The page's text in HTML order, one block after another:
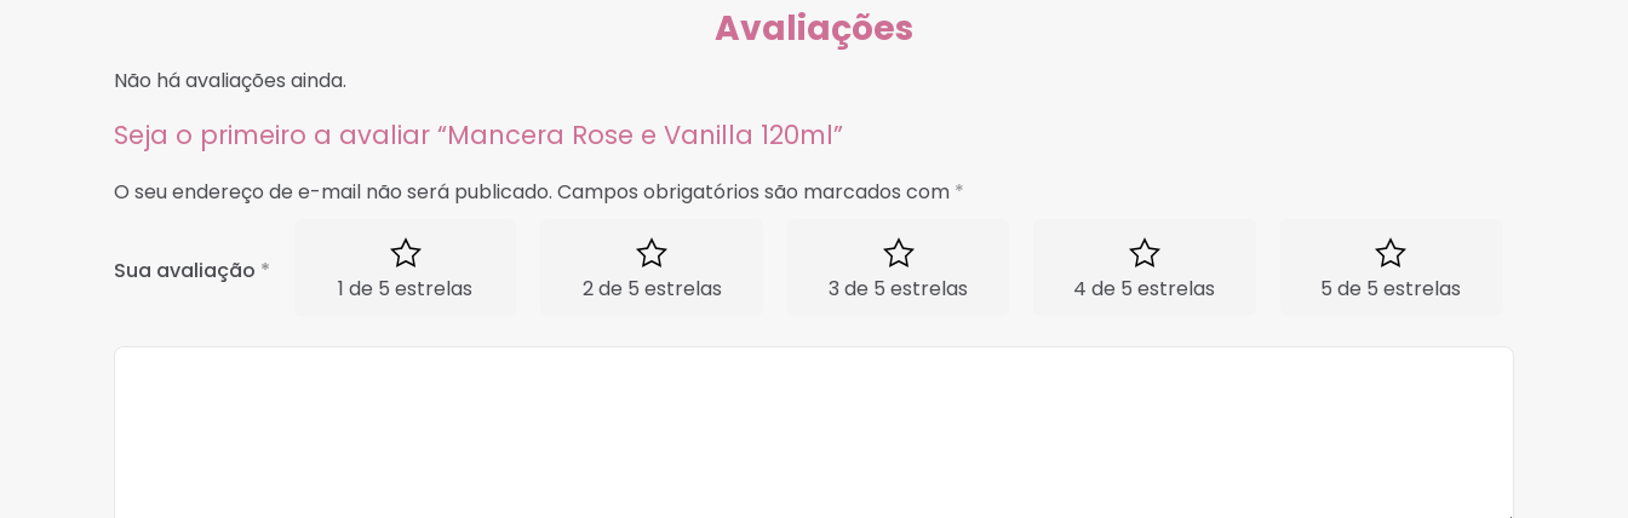
Avaliações
Não há avaliações ainda.
Seja o primeiro a avaliar “Mancera Rose e Vanilla 120ml”
O seu endereço de e-mail não será publicado. Campos obrigatórios são marcados com *
Sua avaliação *
1 de 5 estrelas 2 de 5 estrelas 3 de 5 estrelas 4 de 5 estrelas 5 de 5 estrelas